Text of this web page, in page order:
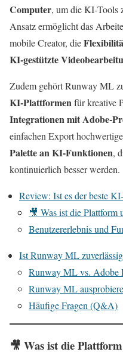
Computer, um die KI‑Tools
Ansatz ermöglicht das
mobile Creator, die
KI‑gestützte
Zudem gehört Runway ML
KI‑Plattformenfür kreative
Integrationen mit
einfachen Export
Palette an KI‑Funktionen,
kontinuierlich besser werden.
Review: Ist es der beste
🎥 Was ist die
Benutzererlebnis und
Ist Runway ML
Runway ML vs. Adobe
Runway ML
Häufige Fragen (Q&A)
🎥 Was ist die